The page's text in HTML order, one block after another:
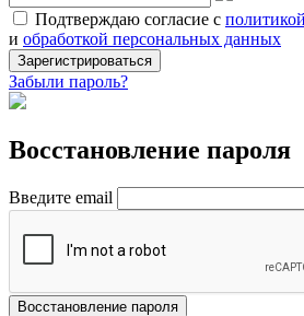
Подтверждаю согласие с
и обработкой персональных данных
Зарегистрироваться
Забыли пароль?
Восстановление пароля
Введите email
Восстановление пароля